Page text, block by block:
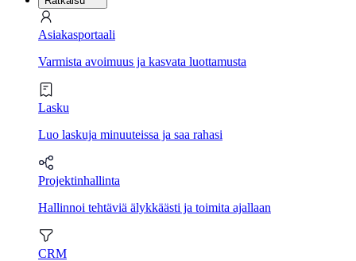
Asiakasportaali
Varmista avoimuus ja kasvata luottamusta
Lasku
Luo laskuja minuuteissa ja saa rahasi
Projektinhallinta
Hallinnoi tehtäviä älykkäästi ja toimita ajallaan
CRM